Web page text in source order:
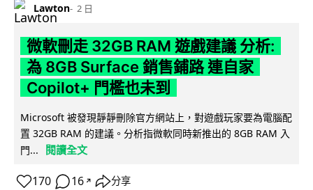
Lawton 2 日
微軟刪走 32GB RAM 遊戲建議 分析:
為 8GB Surface 銷售鋪路 連自家
Copilot+ 門檻也未到
Microsoft 被發現靜靜刪除官方網站上，對遊戲玩家要為電腦配
置 32GB RAM 的建議。分析指微軟同時新推出的 8GB RAM 入
門...
閱讀全文
170 16 ↗ 分享